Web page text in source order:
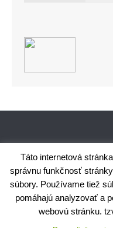
Obecný úrad
IČO: 00 692 522, Prima
Táto internetová
správnu funkčnosť
súbory. Používame tiež
pomáhajú analyzovať a
webovú stránku.